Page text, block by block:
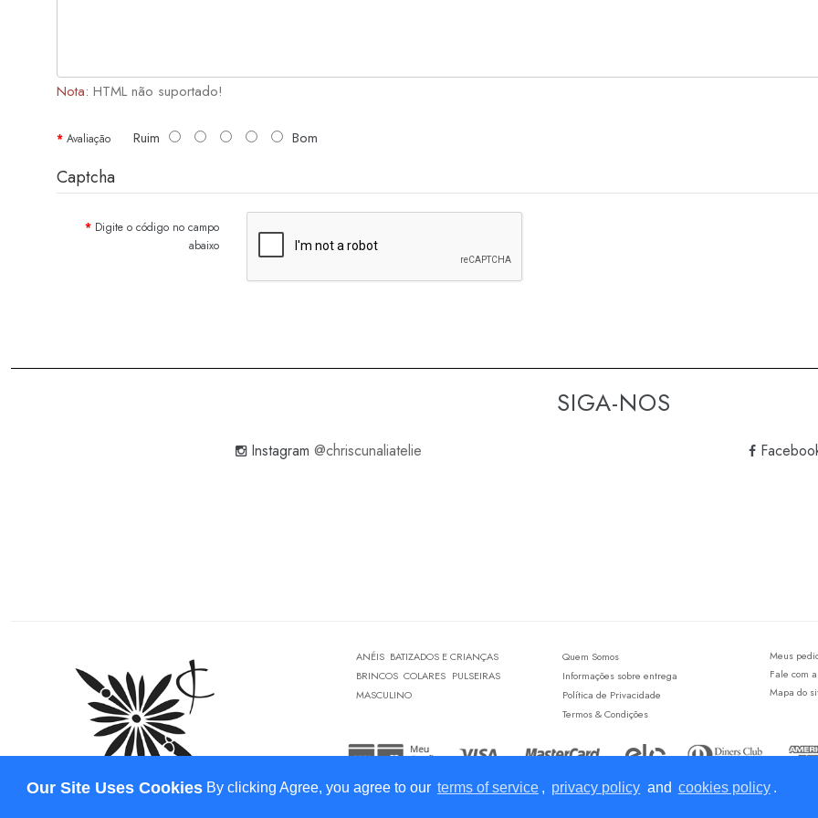
Our Site Uses Cookies By clicking Agree, you agree to our terms of service , privacy policy and cookies policy .
Nota: HTML não suportado!
Avaliação Ruim Bom
Captcha
Digite o código no campo
abaixo
SIGA-NOS
Instagram @chriscunaliatelie
ANÉIS BATIZADOS E CRIANÇAS
BRINCOS COLARES PULSEIRAS
MASCULINO
Quem Somos
Informações sobre entrega
Política de Privacidade
Termos & Condições
Meus
Fale com
Mapa do